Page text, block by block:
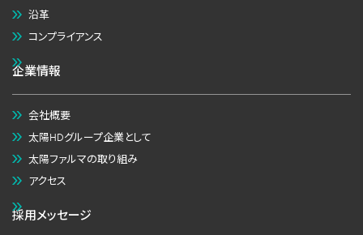
沿革
コンプライアンス
企業情報
会社概要
太陽HDグループ企業として
太陽ファルマの取り組み
アクセス
採用メッセージ